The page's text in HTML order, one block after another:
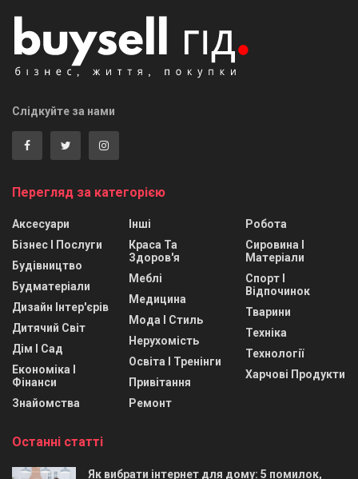
Слідкуйте за нами
Перегляд за категорією
Аксесуари
Бізнес І Послуги
Будівництво
Будматеріали
Дизайн Інтер'єрів
Дитячий Світ
Дім І Сад
Економіка І
Фінанси
Знайомства
Інші
Краса Та
Здоров'я
Меблі
Медицина
Мода І Стиль
Нерухомість
Освіта І Тренінги
Привітання
Ремонт
Робота
Сировина І
Матеріали
Спорт І
Відпочинок
Тварини
Техніка
Технології
Харчові Продукти
Останні статті
Як вибрати інтернет для дому: 5 помилок,